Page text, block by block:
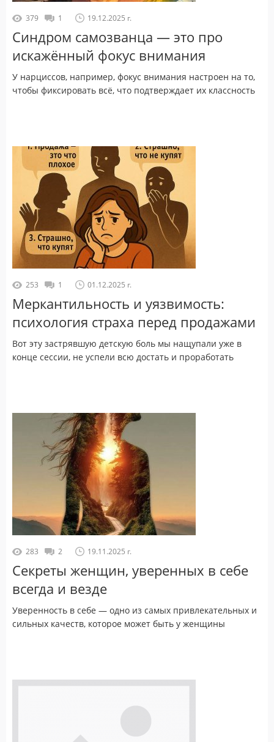
379 1 19.12.2025 г.
Синдром самозванца — это про
искажённый фокус внимания
У нарциссов, например, фокус внимания настроен на то,
чтобы фиксировать всё, что подтверждает их классность
253 1 01.12.2025 г.
Меркантильность и уязвимость:
психология страха перед продажами
Вот эту застрявшую детскую боль мы нащупали уже в
конце сессии, не успели всю достать и проработать
283 2 19.11.2025 г.
Секреты женщин, уверенных в себе
всегда и везде
Уверенность в себе — одно из самых привлекательных и
сильных качеств, которое может быть у женщины